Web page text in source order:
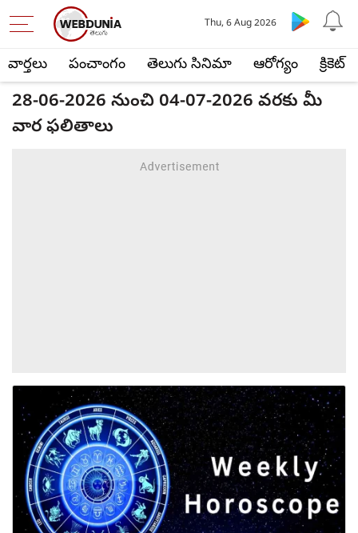
వార్తలు పంచాంగం తెలుగు సినిమా ఆరోగ్యం క్రికెట్
Thu, 6 Aug 2026
28-06-2026 నుంచి 04-07-2026 వరకు మీ
వార ఫలితాలు